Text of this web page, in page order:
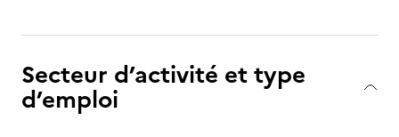
Secteur d’activité et type
d’emploi